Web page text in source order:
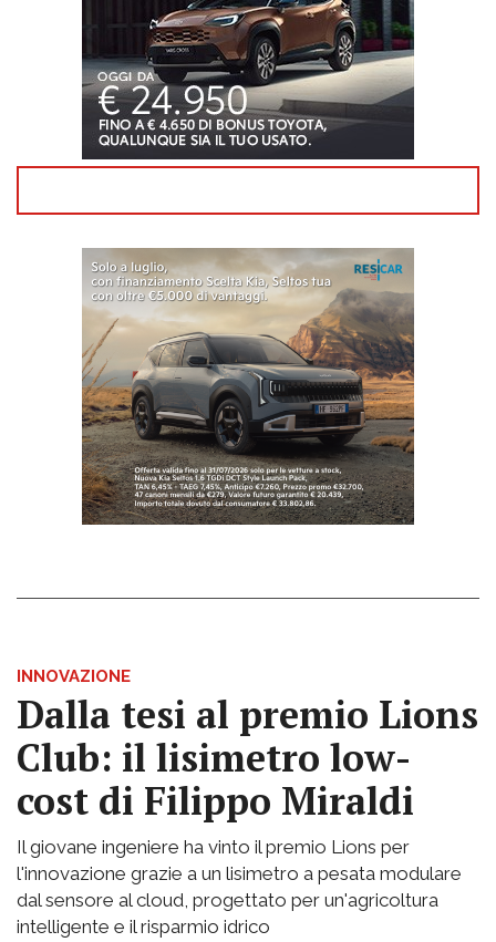
INNOVAZIONE
Dalla tesi al premio Lions
Club: il lisimetro low-
cost di Filippo Miraldi
Il giovane ingeniere ha vinto il premio Lions per
l'innovazione grazie a un lisimetro a pesata modulare
dal sensore al cloud, progettato per un'agricoltura
intelligente e il risparmio idrico